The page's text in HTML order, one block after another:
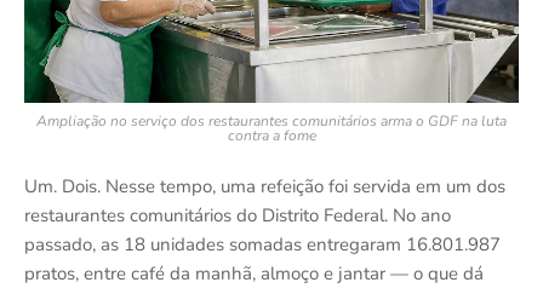
Ampliação no serviço dos restaurantes comunitários arma o GDF na luta
contra a fome
Um. Dois. Nesse tempo, uma refeição foi servida em um dos
restaurantes comunitários do Distrito Federal. No ano
passado, as 18 unidades somadas entregaram 16.801.987
pratos, entre café da manhã, almoço e jantar — o que dá